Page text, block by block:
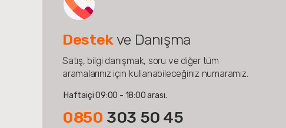
Destek ve Danışma
Satış, bilgi danışmak, soru ve diğer tüm
aramalarınız için kullanabileceğiniz numaramız.
Haftaiçi 09:00 - 18:00 arası.
0850 303 50 45